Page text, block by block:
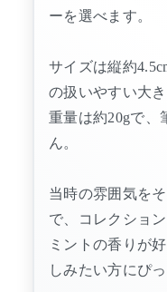
ーを選べます。
サイズは縦約
の扱いやすい大き
重量は約20gで、
ん。
当時の雰囲気を
で、コレクショ
ミントの香りが
しみたい方にぴ